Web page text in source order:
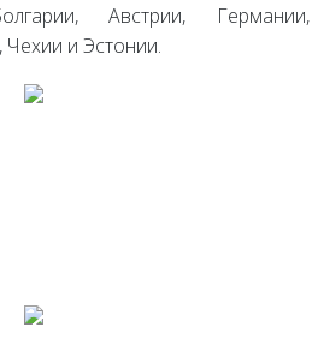
Австрии, Германии,
и Эстонии.